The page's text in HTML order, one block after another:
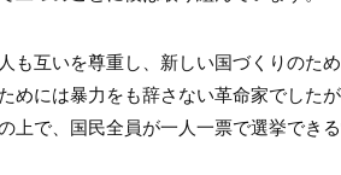
も互いを尊重し、新しい国づくりのた
めには暴力をも辞さない革命家でした
上で、国民全員が一人一票で選挙でき